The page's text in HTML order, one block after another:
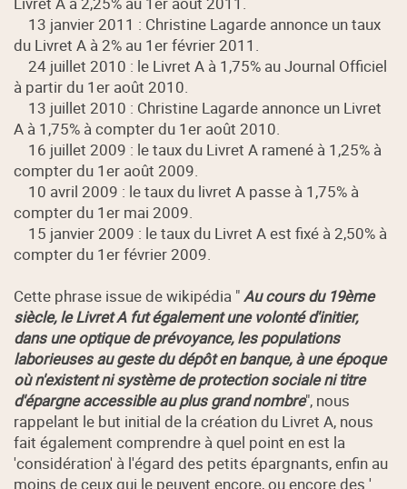
13 janvier 2011 : Christine Lagarde annonce un taux
du Livret A à 2% au 1er février 2011.
24 juillet 2010 : le Livret A à 1,75% au Journal Officiel
à partir du 1er août 2010.
13 juillet 2010 : Christine Lagarde annonce un Livret
A à 1,75% à compter du 1er août 2010.
16 juillet 2009 : le taux du Livret A ramené à 1,25% à
compter du 1er août 2009.
10 avril 2009 : le taux du livret A passe à 1,75% à
compter du 1er mai 2009.
15 janvier 2009 : le taux du Livret A est fixé à 2,50% à
compter du 1er février 2009.
Cette phrase issue de wikipédia "Au cours du 19ème
siècle, le Livret A fut également une volonté d'initier,
dans une optique de prévoyance, les populations
laborieuses au geste du dépôt en banque, à une époque
où n'existent ni système de protection sociale ni titre
d'épargne accessible au plus grand nombre", nous
rappelant le but initial de la création du Livret A, nous
fait également comprendre à quel point en est la
'considération' à l'égard des petits épargnants, enfin au
moins de ceux qui le peuvent encore, ou encore des '